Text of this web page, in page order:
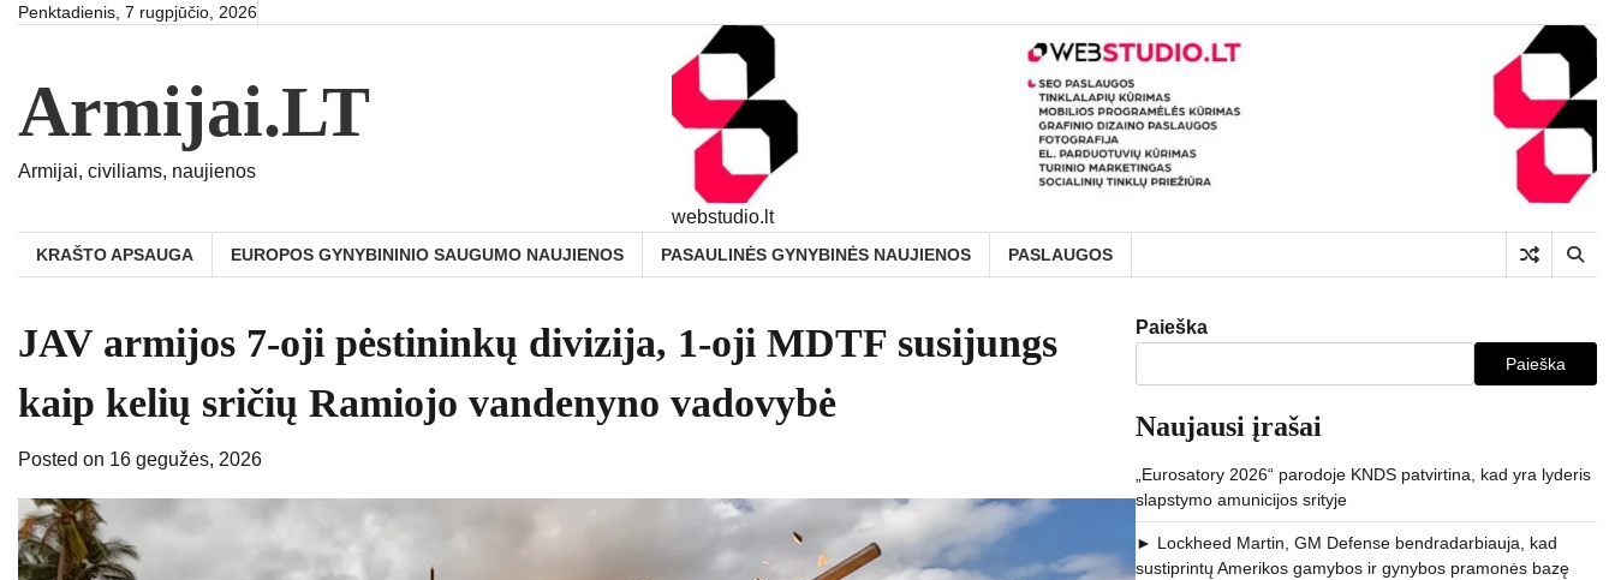
SkipPenktadienis, 7 rugpjūčio, 2026
Armijai.LT
Armijai, civiliams, naujienos
webstudio.lt
KRAŠTO APSAUGA EUROPOS GYNYBININIO SAUGUMO NAUJIENOS PASAULINĖS GYNYBINĖS NAUJIENOS PASLAUGOS
JAV armijos 7-oji pėstininkų divizija, 1-oji MDTF susijungs
kaip kelių sričių Ramiojo vandenyno vadovybė
Posted on 16 gegužės, 2026
Paieška
Paieška
Naujausi įrašai
„Eurosatory 2026“ parodoje KNDS patvirtina, kad yra lyderis
slapstymo amunicijos srityje
► Lockheed Martin, GM Defense bendradarbiauja, kad
sustiprintų Amerikos gamybos ir gynybos pramonės bazę